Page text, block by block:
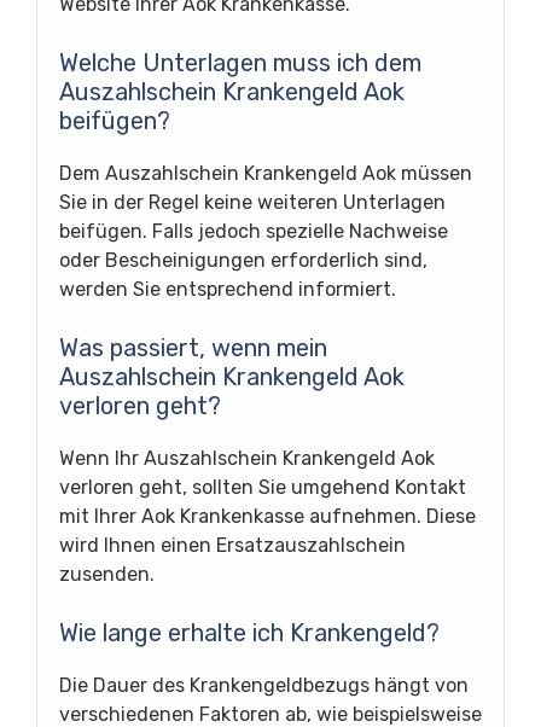
Welche Unterlagen muss ich dem
Auszahlschein Krankengeld Aok
beifügen?
Dem Auszahlschein Krankengeld Aok müssen
Sie in der Regel keine weiteren Unterlagen
beifügen. Falls jedoch spezielle Nachweise
oder Bescheinigungen erforderlich sind,
werden Sie entsprechend informiert.
Was passiert, wenn mein
Auszahlschein Krankengeld Aok
verloren geht?
Wenn Ihr Auszahlschein Krankengeld Aok
verloren geht, sollten Sie umgehend Kontakt
mit Ihrer Aok Krankenkasse aufnehmen. Diese
wird Ihnen einen Ersatzauszahlschein
zusenden.
Wie lange erhalte ich Krankengeld?
Die Dauer des Krankengeldbezugs hängt von
verschiedenen Faktoren ab, wie beispielsweise